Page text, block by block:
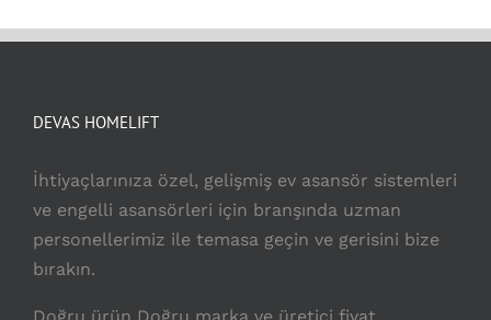
DEVAS HOMELIFT
İhtiyaçlarınıza özel, gelişmiş ev asansör sistemleri
ve engelli asansörleri için branşında uzman
personellerimiz ile temasa geçin ve gerisini bize
bırakın.